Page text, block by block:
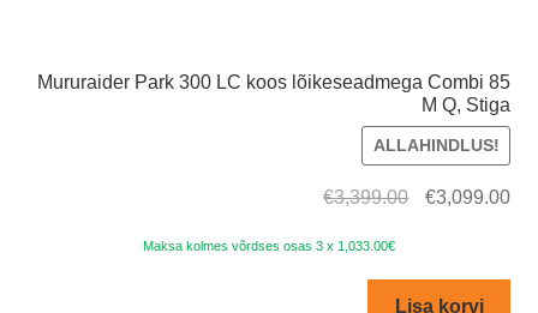
Mururaider Park 300 LC koos lõikeseadmega Combi 85
M Q, Stiga
ALLAHINDLUS!
€3,399.00
Algne
€3,399.00.
€3,099.00
Maksa kolmes võrdses osas 3 x 1,033.00€
Lisa korvi